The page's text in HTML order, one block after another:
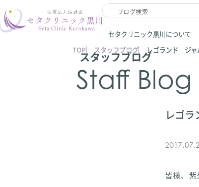
セタクリニック黒川について
スタッフブログ
Staff Blog
TOP スタッフブログ レゴランド ジ
レゴ
皆様、